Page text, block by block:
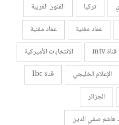
تركيا
الفنون الغربية
عماد مغنية
عماد مغنية
قناة mtv
الانتخابات الأميركية
الإعلام الخليجي
قناة lbc
الجزائر
هاشم صفي الدين